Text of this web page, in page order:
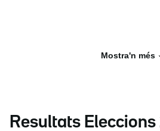
Mostra'n més
Resultats